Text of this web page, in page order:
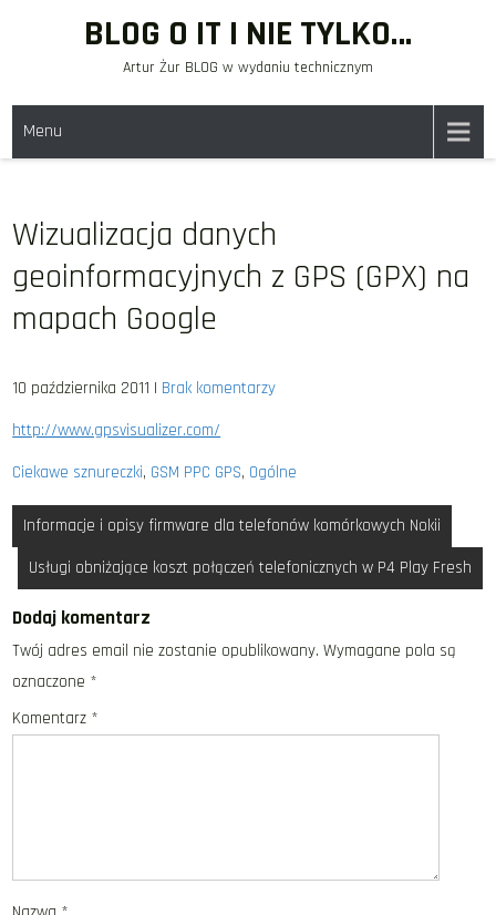
BLOG O IT I NIE TYLKO…
Artur Żur BLOG w wydaniu technicznym
Menu
Wizualizacja danych
geoinformacyjnych z GPS (GPX) na
mapach Google
10 października 2011 | Brak komentarzy
http://www.gpsvisualizer.com/
Ciekawe sznureczki, GSM PPC GPS, Ogólne
Nawigacja
wpisu
Informacje i opisy firmware dla telefonów komórkowych Nokii
Usługi obniżające koszt połączeń telefonicznych w P4 Play Fresh
Dodaj komentarz
Twój adres email nie zostanie opublikowany. Wymagane pola są
oznaczone *
Komentarz *